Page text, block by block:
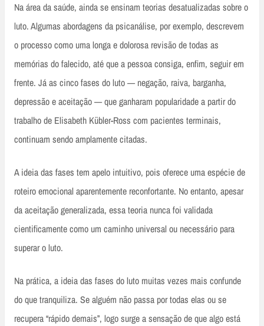
Na área da saúde, ainda se ensinam teorias desatualizadas sobre o
luto. Algumas abordagens da psicanálise, por exemplo, descrevem
o processo como uma longa e dolorosa revisão de todas as
memórias do falecido, até que a pessoa consiga, enfim, seguir em
frente. Já as cinco fases do luto — negação, raiva, barganha,
depressão e aceitação — que ganharam popularidade a partir do
trabalho de Elisabeth Kübler-Ross com pacientes terminais,
continuam sendo amplamente citadas.
A ideia das fases tem apelo intuitivo, pois oferece uma espécie de
roteiro emocional aparentemente reconfortante. No entanto, apesar
da aceitação generalizada, essa teoria nunca foi validada
cientificamente como um caminho universal ou necessário para
superar o luto.
Na prática, a ideia das fases do luto muitas vezes mais confunde
do que tranquiliza. Se alguém não passa por todas elas ou se
recupera “rápido demais”, logo surge a sensação de que algo está